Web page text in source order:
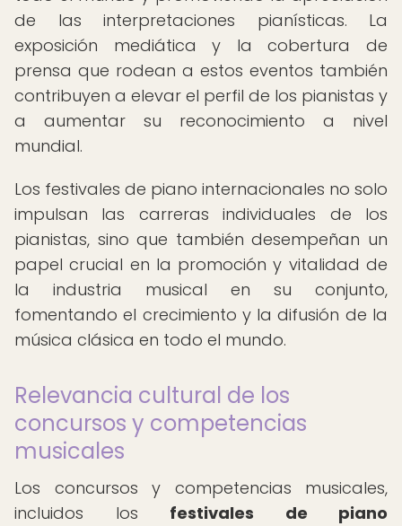
de las interpretaciones pianísticas. La
exposición mediática y la cobertura de
prensa que rodean a estos eventos también
contribuyen a elevar el perfil de los pianistas y
a aumentar su reconocimiento a nivel
mundial.
Los festivales de piano internacionales no solo
impulsan las carreras individuales de los
pianistas, sino que también desempeñan un
papel crucial en la promoción y vitalidad de
la industria musical en su conjunto,
fomentando el crecimiento y la difusión de la
música clásica en todo el mundo.
Relevancia cultural de los
concursos y competencias
musicales
Los concursos y competencias musicales,
incluidos los festivales de piano